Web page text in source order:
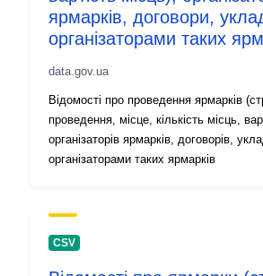
uriRef:
http://
Info o verziji: 1.0
ярмарків, договори,
організаторами таких
data.gov.ua
Відомості про проведення ярмарків
проведення, місце, кількість місць,
організаторів ярмарків, договорів,
організаторами таких ярмарків
CSV